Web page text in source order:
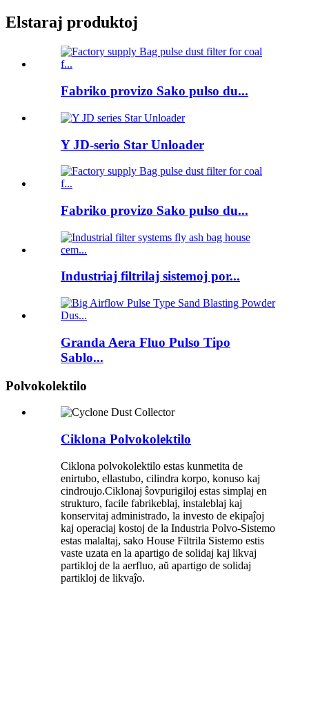
Elstaraj produktoj
Fabriko provizo Sako pulso du...
Y JD-serio Star Unloader
Fabriko provizo Sako pulso du...
Industriaj filtrilaj sistemoj por...
Granda Aera Fluo Pulso Tipo
Sablo...
Polvokolektilo
Ciklona Polvokolektilo
Ciklona polvokolektilo estas kunmetita de
enirtubo, ellastubo, cilindra korpo, konuso kaj
cindroujo.Ciklonaj ŝovpurigiloj estas simplaj en
strukturo, facile fabrikeblaj, instaleblaj kaj
konservitaj administrado, la investo de ekipaĵoj
kaj operaciaj kostoj de la Industria Polvo-Sistemo
estas malaltaj, sako House Filtrila Sistemo estis
vaste uzata en la apartigo de solidaj kaj likvaj
partikloj de la aerfluo, aŭ apartigo de solidaj
partikloj de likvaĵo.